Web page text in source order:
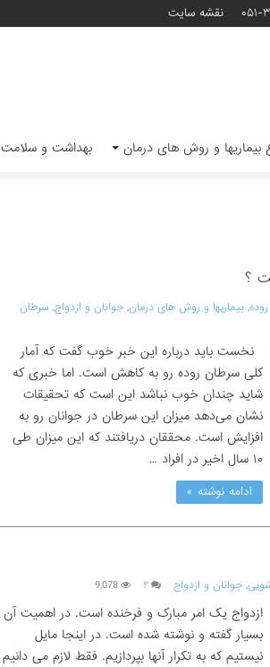
نقشه سایت
بیماریها و روش های درمان بهداشت و سلامت
؟
, بیماریها و روش های درمان, جوانان و ازدواج, سرطان
نخست باید درباره این خبر خوب گفت که آمار
کلی سرطان روده رو به کاهش است. اما خبری که
شاید ‌چندان خوب نباشد این است که تحقیقات
نشان می‌دهد میزان این سرطان در جوانان رو به
افزایش است. محققان دریافتند که این میزان طی
۱۰ سال اخیر در افراد …
ادامه نوشته »
, جوانان و ازدواج ۲ 9,078
ازدواج یک امر مبارک و فرخنده است. در اهمیت آن
بسیار گفته و نوشته شده است. در اینجا مایل
نیستیم که به تکرار آنها بپردازیم. فقط لازم می دانیم